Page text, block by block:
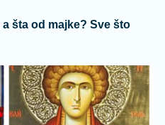
šta od majke? Sve što